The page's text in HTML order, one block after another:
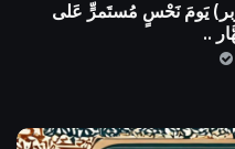
يَومَ نَحْسٍ مُستَمرٍّ عَلى
..